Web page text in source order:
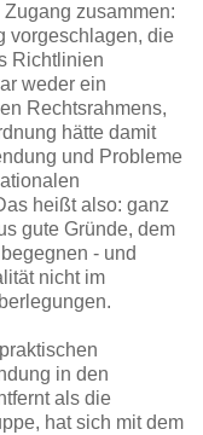
zusammen:
vorgeschlagen, die
Richtlinien
weder ein
Rechtsrahmens,
hätte damit
und Probleme
heißt also: ganz
gute Gründe, dem
- und
nicht im
in den
als die
hat sich mit dem